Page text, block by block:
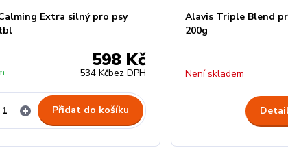
Extra silný pro psy
598 Kč
534 Kčbez DPH
Přidat do košíku
Alavis Triple Blend
200g
Není skladem